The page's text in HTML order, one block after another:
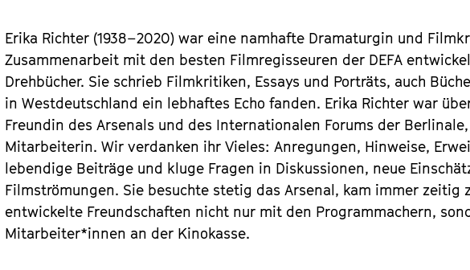
Erika Richter (1938–2020) war eine namhafte Dramaturgin und
Zusammenarbeit mit den besten Filmregisseuren der DEFA
Drehbücher. Sie schrieb Filmkritiken, Essays und Porträts, auch
in Westdeutschland ein lebhaftes Echo fanden. Erika Richter war
Freundin des Arsenals und des Internationalen Forums der
Mitarbeiterin. Wir verdanken ihr Vieles: Anregungen, Hinweise,
lebendige Beiträge und kluge Fragen in Diskussionen, neue
Filmströmungen. Sie besuchte stetig das Arsenal, kam immer zeitig
entwickelte Freundschaften nicht nur mit den Programmachern,
Mitarbeiter*innen an der Kinokasse.